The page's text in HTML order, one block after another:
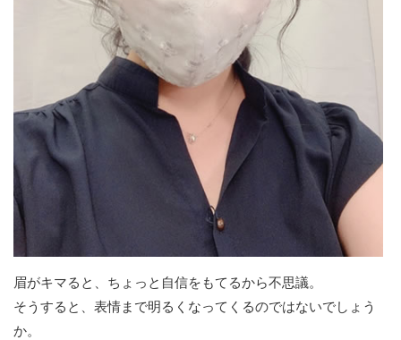
眉がキマると、ちょっと自信をもてるから不思議。
そうすると、表情まで明るくなってくるのではないでしょう
か。